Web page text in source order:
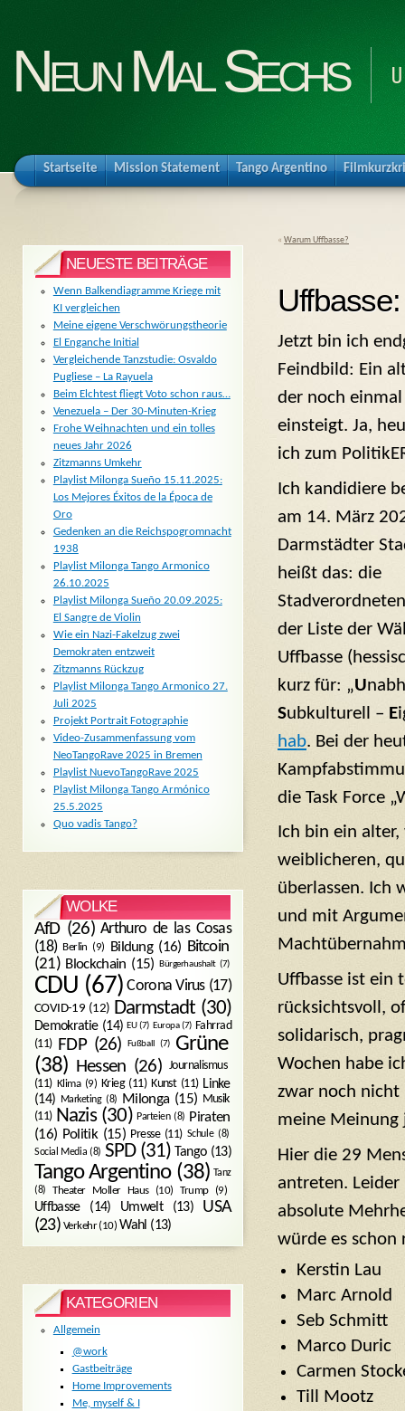
Neun Mal Sechs
Startseite Mission Statement Tango Argentino
« Warum Uffbasse?
Jetzt bin ich
Feindbild: Ein
der noch
einsteigt. Ja,
ich zum
Ich kandidiere
am 14. März
Darmstädter
heißt das: die
der Liste der
Uffbasse
kurz für: „U
Subkulturell – E
hab. Bei der
die Task Force
Ich bin ein
weiblicheren,
überlassen. Ich
und mit
Uffbasse ist ein
rücksichtsvoll,
solidarisch,
Wochen habe
zwar noch nicht
meine Meinung
Hier die 29
antreten.
absolute
würde es schon
Kerstin Lau
Marc Arnold
Seb Schmitt
Marco Duric
Carmen
Till Mootz
NEUESTE BEITRÄGE
Wenn Balkendiagramme Kriege mit
KI vergleichen
Meine eigene Verschwörungstheorie
El Enganche Initial
Vergleichende Tanzstudie: Osvaldo
Pugliese – La Rayuela
Beim Elchtest fliegt Voto schon raus…
Venezuela – Der 30-Minuten-Krieg
Frohe Weihnachten und ein tolles
neues Jahr 2026
Zitzmanns Umkehr
Playlist Milonga Sueño 15.11.2025:
Los Mejores Éxitos de la Época de
Oro
Gedenken an die Reichspogromnacht
1938
Playlist Milonga Tango Armonico
26.10.2025
Playlist Milonga Sueño 20.09.2025:
El Sangre de Violin
Wie ein Nazi-Fakelzug zwei
Demokraten entzweit
Zitzmanns Rückzug
Playlist Milonga Tango Armonico 27.
Juli 2025
Projekt Portrait Fotographie
Video-Zusammenfassung vom
NeoTangoRave 2025 in Bremen
Playlist NuevoTangoRave 2025
Playlist Milonga Tango Armónico
25.5.2025
Quo vadis Tango?
WOLKE
AfD(26) Arthuro de las Cosas
(18) Berlin (9) Bildung(16) Bitcoin
(21) Blockchain (15) Bürgerhaushalt (7)
CDU (67) Corona Virus(17)
COVID-19 (12) Darmstadt (30)
Demokratie(14) EU(7) Europa(7) Fahrrad
(11)
FDP(26) Fußball (7)
Grüne
(38) Hessen (26) Journalismus
(11) Klima(9) Krieg(11) Kunst(11) Linke
(14) Marketing(8) Milonga(15) Musik
(11) Nazis(30) Parteien(8) Piraten
(16) Politik(15) Presse(11) Schule(8)
Social Media (8) SPD(31) Tango(13)
Tango Argentino(38) Tanz
(8)
Theater Moller Haus(10) Trump(9)
Uffbasse(14) Umwelt(13)
USA
(23) Verkehr(10) Wahl (13)
KATEGORIEN
Allgemein
@work
Gastbeiträge
Home Improvements
Me, myself & I